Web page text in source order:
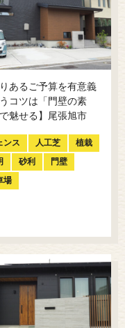
りあるご予算を有意義
コツは「門壁の素
魅せる】尾張旭市
ンス 人工芝
植栽
砂利
門壁
場